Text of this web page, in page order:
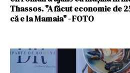
Thassos. "A făcut economie de
că e la Mamaia" - FOTO